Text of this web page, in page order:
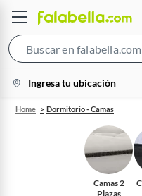
location-
icon
Ingresa tu ubicación
Home Dormitorio - Camas
Camas 2
Plazas